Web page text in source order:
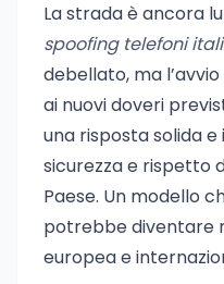
La strada è ancora
spoofing telefoni
debellato, ma
ai nuovi doveri
una risposta solida e
sicurezza e rispetto
Paese. Un modello
potrebbe diventare
europea e